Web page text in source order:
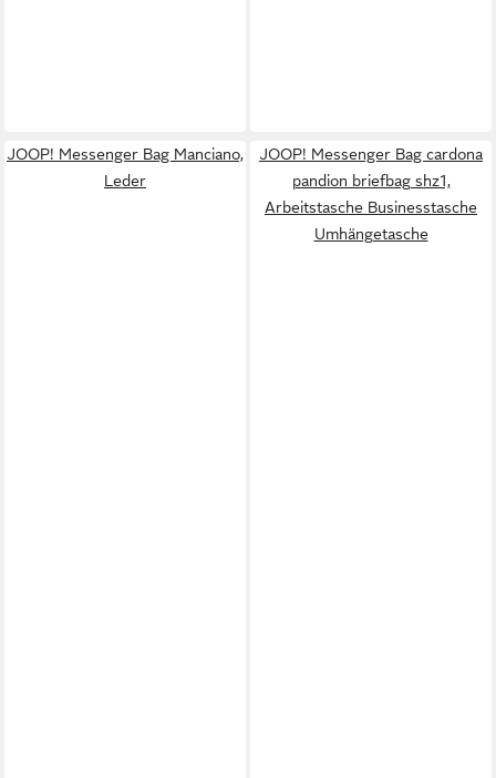
JOOP! Messenger Bag Manciano,
Leder
JOOP! Messenger Bag cardona
pandion briefbag shz1,
Arbeitstasche Businesstasche
Umhängetasche